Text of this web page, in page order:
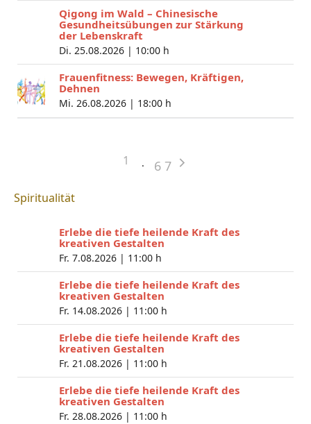
Qigong im Wald – Chinesische
Gesundheitsübungen zur Stärkung
der Lebenskraft
Di. 25.08.2026 | 10:00 h
Frauenfitness: Bewegen, Kräftigen,
Dehnen
Mi. 26.08.2026 | 18:00 h
1 6 7
Spiritualität
Erlebe die tiefe heilende Kraft des
kreativen Gestalten
Fr. 7.08.2026 | 11:00 h
Erlebe die tiefe heilende Kraft des
kreativen Gestalten
Fr. 14.08.2026 | 11:00 h
Erlebe die tiefe heilende Kraft des
kreativen Gestalten
Fr. 21.08.2026 | 11:00 h
Erlebe die tiefe heilende Kraft des
kreativen Gestalten
Fr. 28.08.2026 | 11:00 h